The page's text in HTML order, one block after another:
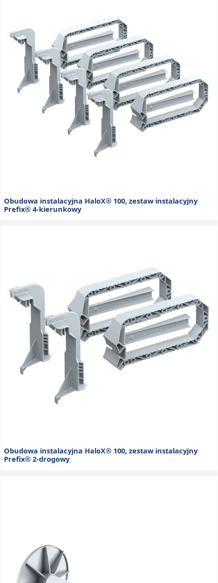
Obudowa instalacyjna HaloX® 100, zestaw instalacyjny
Prefix® 4-kierunkowy
Obudowa instalacyjna HaloX® 100, zestaw instalacyjny
Prefix® 2-drogowy